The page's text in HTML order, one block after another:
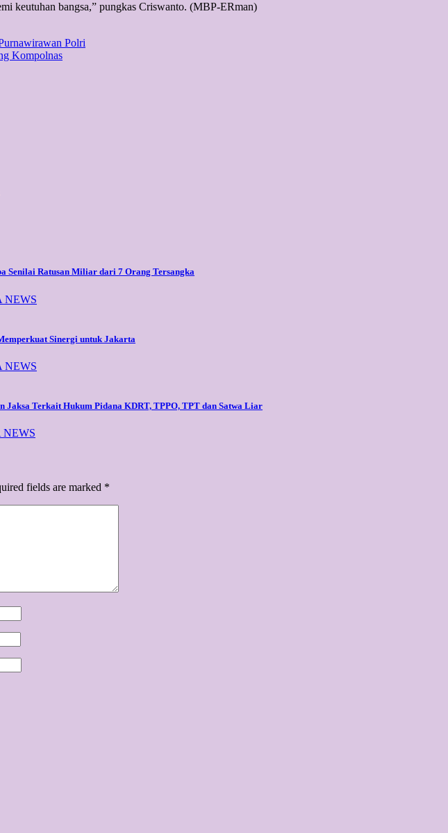
keutuhan bangsa,” pungkas Criswanto. (MBP-ERman)
Polri
Kompolnas
Senilai Ratusan Miliar dari 7 Orang Tersangka
NEWS
Sinergi untuk Jakarta
NEWS
Jaksa Terkait Hukum Pidana KDRT, TPPO, TPT dan Satwa Liar
fields are marked *